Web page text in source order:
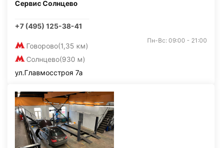
Сервис Солнцево
+7 (495) 125-38-41
Говорово(1,35 км)
Солнцево(930 м)
Пн-Вс: 09:00 - 21:00
ул.Главмосстроя 7а